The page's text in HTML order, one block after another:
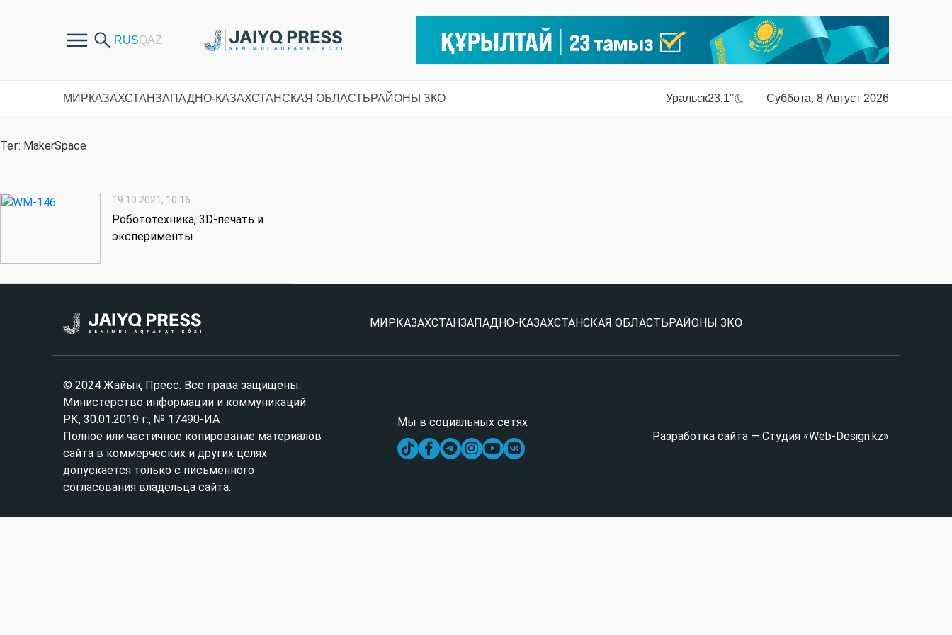
МИРКАЗАХСТАНЗАПАДНО-КАЗАХСТАНСКАЯ ОБЛАСТЬРАЙОНЫ ЗКО Уральск23.1° Суббота, 8 Август 2026
Тег: MakerSpace
19.10.2021, 10:16
Робототехника, 3D-печать и
эксперименты
МИР КАЗАХСТАНЗАПАДНО-КАЗАХСТАНСКАЯ ОБЛАСТЬ РАЙОНЫ ЗКО
© 2024 Жайық Пресс. Все права защищены.
Министерство информации и коммуникаций
РК, 30.01.2019 г., № 17490-ИА
Полное или частичное копирование материалов
сайта в коммерческих и других целях
допускается только с письменного
согласования владельца сайта.
Мы в социальных сетях
Разработка сайта — Студия «Web-Design.kz»